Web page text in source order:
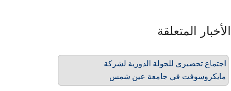
الأخبار المتعلقة
اجتماع تحضيري للجولة الدورية لشركة
مايكروسوفت في جامعة عين شمس